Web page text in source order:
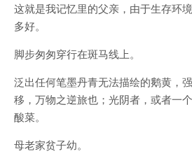
这就是我记忆里的父亲，由于生存环
多好。
脚步匆匆穿行在斑马线上。
泛出任何笔墨丹青无法描绘的鹅黄，
移，万物之逆旅也；光阴者，或者一
酸菜。
母老家贫子幼。